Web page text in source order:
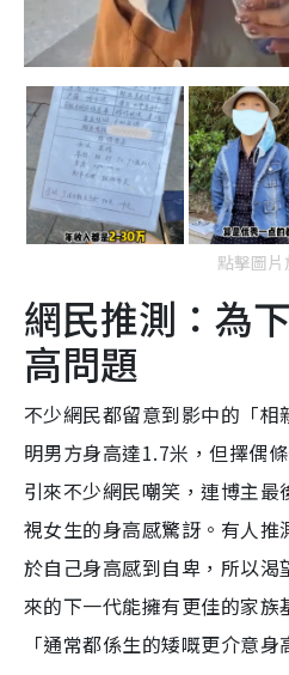
點擊圖片
網民推測：為
高問題
不少網民都留意到影中的「
明男方身高達1.7米，但擇偶
引來不少網民嘲笑，連博主
視女生的身高感驚訝。有人推
於自己身高感到自卑，所以渴
來的下一代能擁有更佳的家族
「通常都係生的矮嘅更介意身